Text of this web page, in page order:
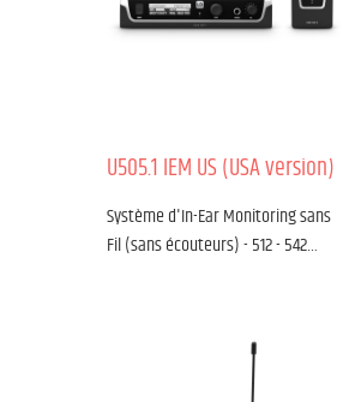
U505.1 IEM US (USA version)
Système d'In-Ear Monitoring sans
Fil (sans écouteurs) - 512 - 542…